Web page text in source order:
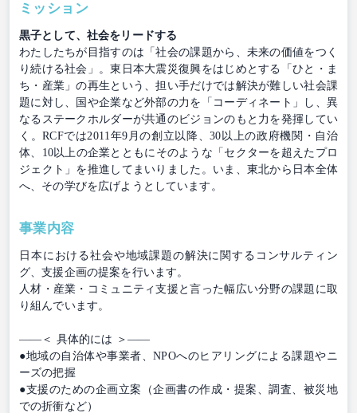
ミッション
黒子として、社会をリードする
わたしたちが目指すのは「社会の課題から、未来の価値をつく
り続ける社会」。東日本大震災復興をはじめとする「ひと・ま
ち・産業」の再生という、担い手だけでは解決が難しい社会課
題に対し、国や企業など外部の力を「コーディネート」し、異
なるステークホルダーが共通のビジョンのもと力を発揮してい
く。RCFでは2011年9月の創立以降、30以上の政府機関・自治
体、10以上の企業とともにそのような「セクターを超えたプロ
ジェクト」を推進してまいりました。いま、東北から日本全体
へ、その学びを広げようとしています。
事業内容
日本における社会や地域課題の解決に関するコンサルティン
グ、支援企画の提案を行います。
人材・産業・コミュニティ支援と言った幅広い分野の課題に取
り組んでいます。
――＜ 具体的には ＞――
●地域の自治体や事業者、NPOへのヒアリングによる課題やニ
ーズの把握
●支援のための企画立案（企画書の作成・提案、調査、被災地
での折衝など）